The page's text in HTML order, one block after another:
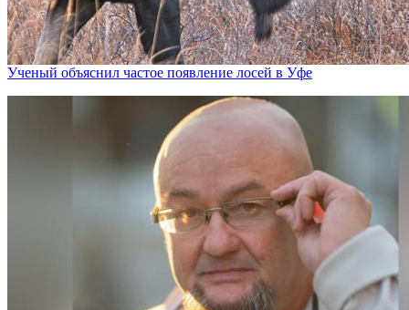
Ученый объяснил частое появление лосей в Уфе